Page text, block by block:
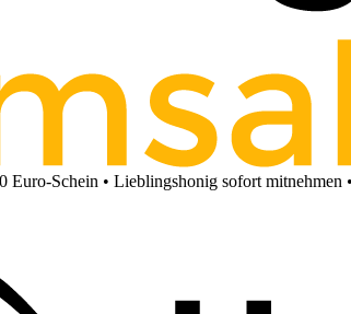
Schein • Lieblingshonig sofort mitnehmen